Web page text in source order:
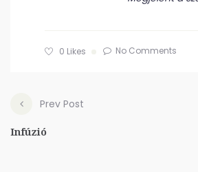
0 Likes No Comments
Prev Post
Infúzió